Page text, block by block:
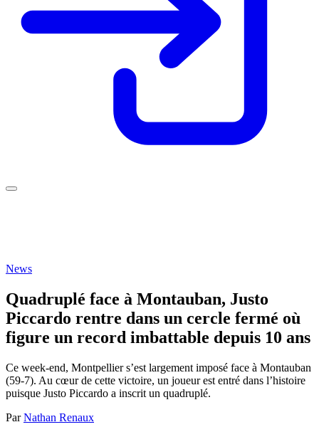
News
Quadruplé face à Montauban, Justo
Piccardo rentre dans un cercle fermé où
figure un record imbattable depuis 10 ans
Ce week-end, Montpellier s’est largement imposé face à Montauban
(59-7). Au cœur de cette victoire, un joueur est entré dans l’histoire
puisque Justo Piccardo a inscrit un quadruplé.
Par Nathan Renaux